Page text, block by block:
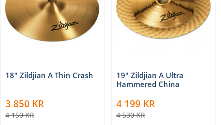
18" Zildjian A Thin Crash
3 850 KR
4 150KR
19" Zildjian A Ultra
Hammered China
4 199 KR
4 530KR